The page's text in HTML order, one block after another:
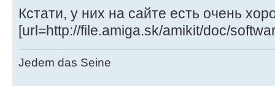
Кстати, у них на сайте есть очень
[url=http://file.amiga.sk/amikit/doc/
Jedem das Seine